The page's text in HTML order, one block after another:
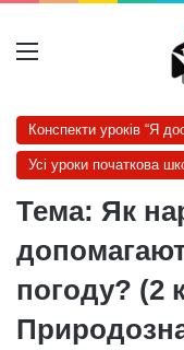
Меню
Конспекти уроків “Я
Усі уроки початкова
Тема: Як
погоду? (2